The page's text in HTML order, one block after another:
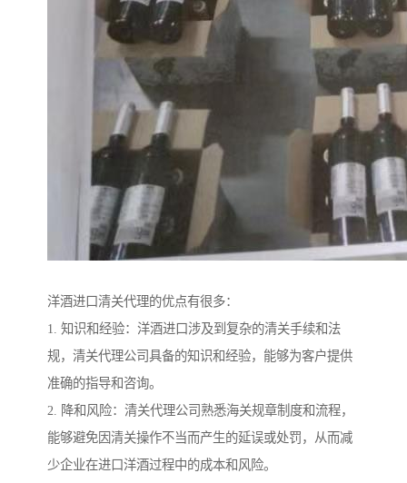
洋酒进口清关代理的优点有很多：
1. 知识和经验：洋酒进口涉及到复杂的清关手续和法
规，清关代理公司具备的知识和经验，能够为客户提供
准确的指导和咨询。
2. 降和风险：清关代理公司熟悉海关规章制度和流程，
能够避免因清关操作不当而产生的延误或处罚，从而减
少企业在进口洋酒过程中的成本和风险。